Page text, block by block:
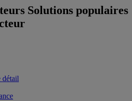
Solutions populaires
détail